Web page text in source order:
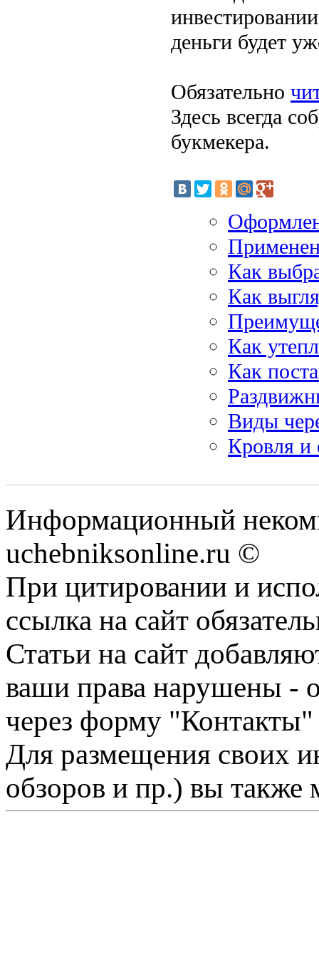
деньги будет
Обязательно
Здесь всегда
букмекера.
Как
Как
Как
Как
Виды
Кровля и
Информационный
uchebniksonline.ru ©
При цитировании и
ссылка на сайт
Статьи на сайт
ваши права нарушены -
через форму "Контакты"
Для размещения своих
обзоров и пр.) вы также